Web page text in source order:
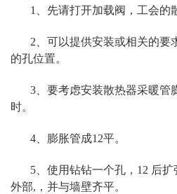
1、先请打开加载阀，工会的
2、可以提供安装或相关的要
的孔位置。
3、要考虑安装散热器采暖管
时。
4、膨胀管成12平。
5、使用钻钻一个孔，12 后
外部,，并与墙壁齐平。